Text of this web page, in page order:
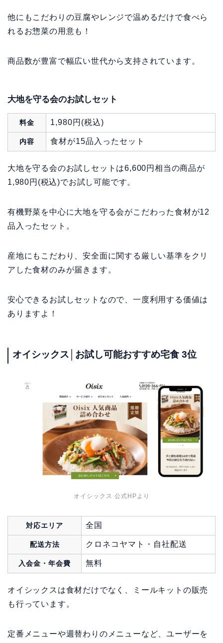
他にもこだわりの豆腐やレンジで温めるだけで食べら
れるお惣菜の用意も！
商品数が豊富で幅広い世代から支持されています。
大地を守る会のお試しセット
料金 1,980円(税込)
内容 食材が15品入ったセット
大地を守る会のお試しセットは6,600円相当の商品が
1,980円(税込)でお試し可能です。
有機野菜を中心に大地を守る会がこだわった食材が12
品入ったセット。
産地にもこだわり、安全面に関する厳しい基準をクリ
アした食材のみが届きます。
安心できるお試しセットなので、一度利用する価値は
ありますよ！
オイシックス│お試し可能おすすめ宅食 3位
オイシックス 公式HPより
対応エリア 全国
配送方法 クロネコヤマト・自社配送
入会金・年会費 無料
オイシックスは食材だけでなく、ミールキットの販売
も行っています。
定番メニューや週替わりのメニューなど、ユーザーを